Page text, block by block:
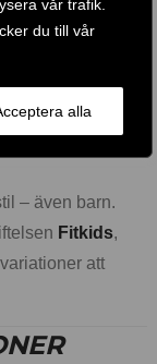
vår trafik.
du till vår
alla
Våra produkter
finns
– även barn.
Fitkids,
att